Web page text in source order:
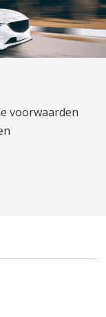
voorwaarden